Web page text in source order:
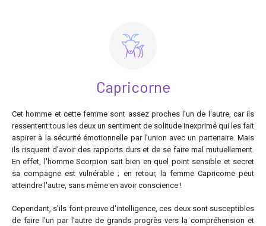
Capricorne
Cet homme et cette femme sont assez proches l'un de l'autre, car ils
ressentent tous les deux un sentiment de solitude inexprimé qui les fait
aspirer à la sécurité émotionnelle par l'union avec un partenaire. Mais
ils risquent d'avoir des rapports durs et de se faire mal mutuellement.
En effet, l'homme Scorpion sait bien en quel point sensible et secret
sa compagne est vulnérable ; en retour, la femme Capricorne peut
atteindre l'autre, sans même en avoir conscience !
Cependant, s'ils font preuve d'intelligence, ces deux sont susceptibles
de faire l'un par l'autre de grands progrès vers la compréhension et